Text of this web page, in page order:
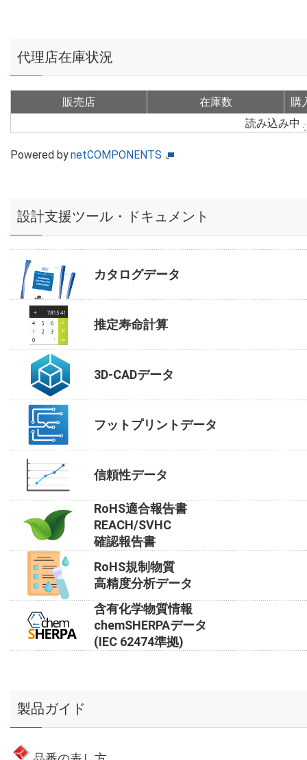
代理店在庫状況
販売店 在庫数
購
読み込み中
Powered bynetCOMPONENTS
設計支援ツール・ドキュメント
カタログデータ
推定寿命計算
3D-CADデータ
フットプリントデータ
信頼性データ
RoHS適合報告書
REACH/SVHC
確認報告書
RoHS規制物質
高精度分析データ
含有化学物質情報
chemSHERPAデータ
(IEC 62474準拠)
製品ガイド